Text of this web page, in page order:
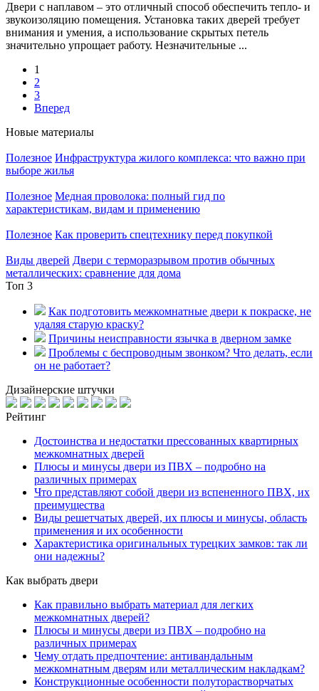
Двери с наплавом – это отличный способ обеспечить тепло- и
звукоизоляцию помещения. Установка таких дверей требует
внимания и умения, а использование скрытых петель
значительно упрощает работу. Незначительные ...
1
2
3
Вперед
Новые материалы
Полезное Инфраструктура жилого комплекса: что важно при
выборе жилья
Полезное Медная проволока: полный гид по
характеристикам, видам и применению
Полезное Как проверить спецтехнику перед покупкой
Виды дверей Двери с терморазрывом против обычных
металлических: сравнение для дома
Топ 3
Как подготовить межкомнатные двери к покраске, не
удаляя старую краску?
Причины неисправности язычка в дверном замке
Проблемы с беспроводным звонком? Что делать, если
он не работает?
Дизайнерские штучки
Рейтинг
Достоинства и недостатки прессованных квартирных
межкомнатных дверей
Плюсы и минусы двери из ПВХ – подробно на
различных примерах
Что представляют собой двери из вспененного ПВХ, их
преимущества
Виды решетчатых дверей, их плюсы и минусы, область
применения и их особенности
Характеристика оригинальных турецких замков: так ли
они надежны?
Как выбрать двери
Как правильно выбрать материал для легких
межкомнатных дверей?
Плюсы и минусы двери из ПВХ – подробно на
различных примерах
Чему отдать предпочтение: антивандальным
межкомнатным дверям или металлическим накладкам?
Конструкционные особенности полуторастворчатых